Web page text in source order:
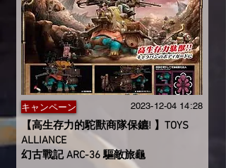
キャンペーン 2023-12-04 14:28
【高生存力的駝獸商隊保鑣! 】 TOYS
ALLIANCE
幻古戰記 ARC-36 驅敵旅龜